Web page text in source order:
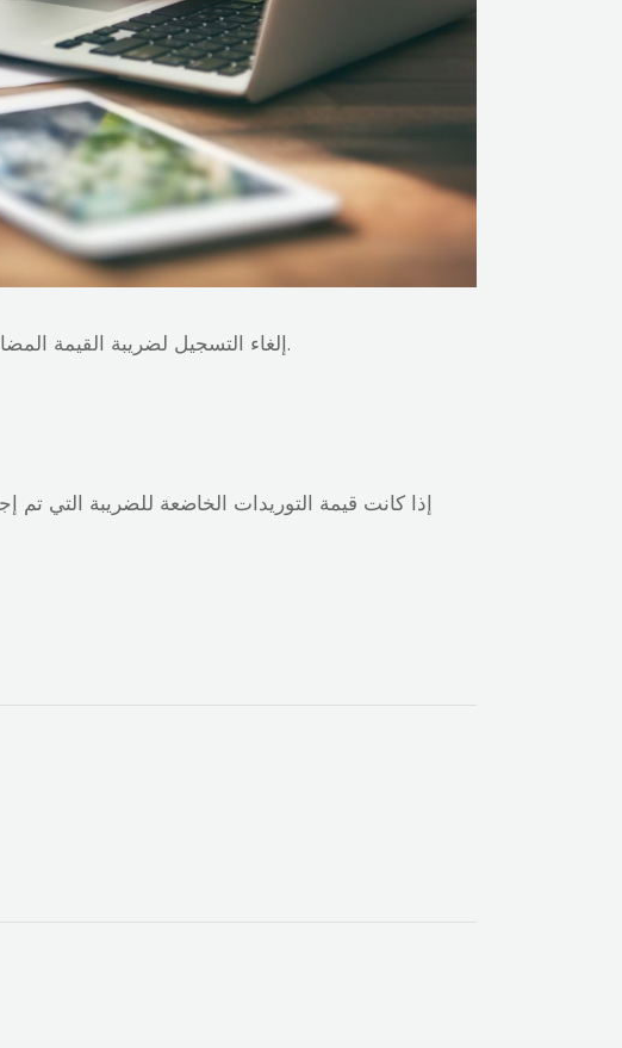
إلغاء التسجيل لضريبة القيمة المضافة: هو شرط للشخص الخاضع للضريبة المسجل في ضريبة القيمة المضافة في هيئة الضرائب الاتحادية.